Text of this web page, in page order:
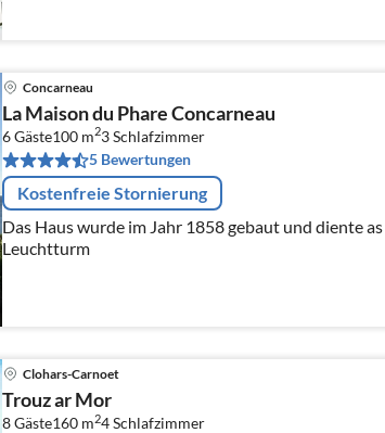
direkten Zugang zum Strand.
Concarneau
La Maison du Phare Concarneau
6 Gäste100 m23Schlafzimmer
5 Bewertungen
Kostenfreie Stornierung
Das Haus wurde im Jahr 1858 gebaut und diente as
Leuchtturm
Clohars-Carnoet
Trouz ar Mor
8 Gäste160 m24Schlafzimmer